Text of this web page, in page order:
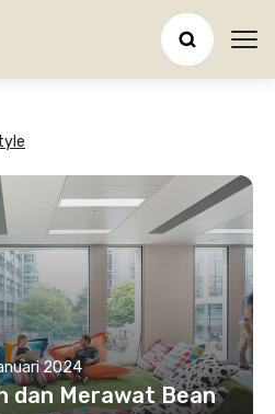
2024
dan Merawat Bean